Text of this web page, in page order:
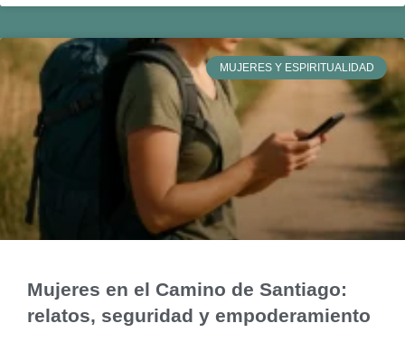
MUJERES Y ESPIRITUALIDAD
Mujeres en el Camino de Santiago:
relatos, seguridad y empoderamiento